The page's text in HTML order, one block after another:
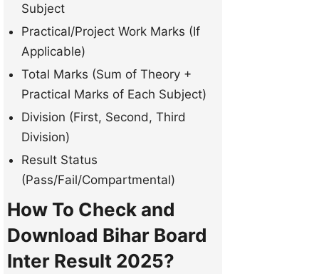
Subject
Practical/Project Work Marks (If
Applicable)
Total Marks (Sum of Theory +
Practical Marks of Each Subject)
Division (First, Second, Third
Division)
Result Status
(Pass/Fail/Compartmental)
How To Check and
Download Bihar Board
Inter Result 2025?